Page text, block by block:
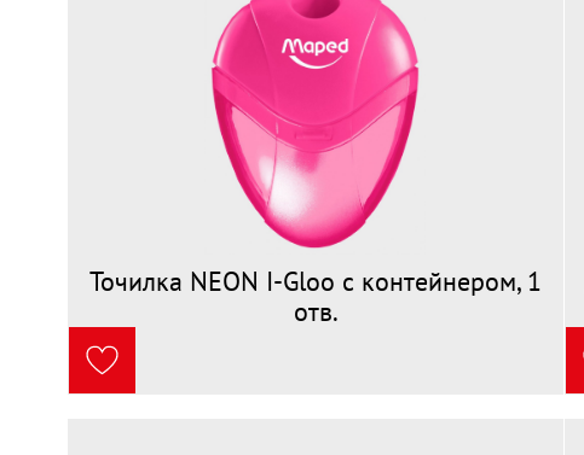
Точилка NEON I-Gloo с контейнером, 1
отв.